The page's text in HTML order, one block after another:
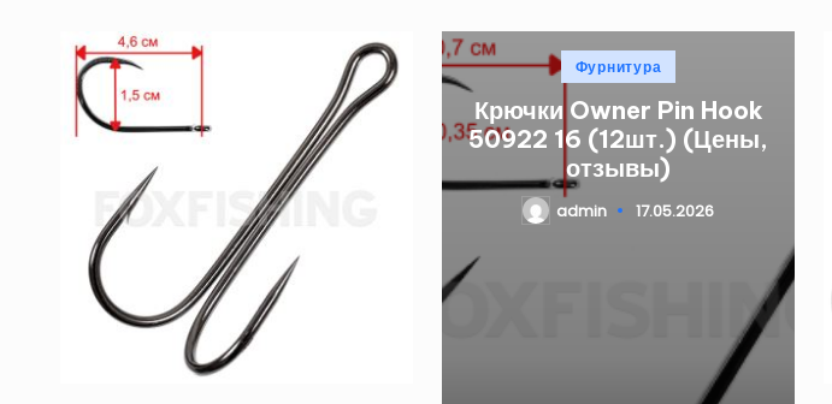
Опубликовано
в
Фурнитура
Крючки Owner Pin Hook
50922 16 (12шт.) (Цены,
отзывы)
Записьadmin 17.05.2026